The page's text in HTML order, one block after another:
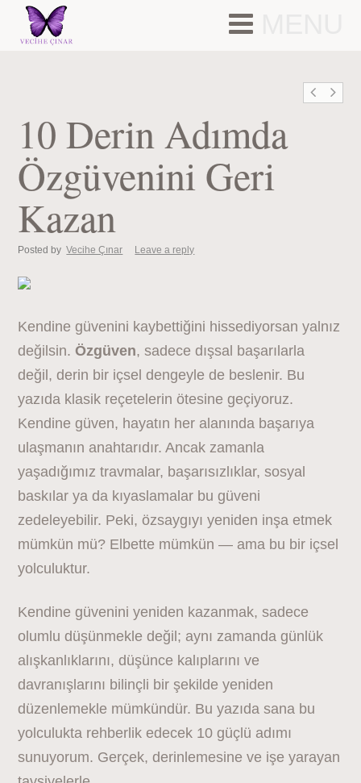
MENU
10 Derin Adımda
Özgüvenini Geri
Kazan
Posted by Vecihe Çınar Leave a reply
Kendine güvenini kaybettiğini hissediyorsan yalnız
değilsin.Özgüven, sadece dışsal başarılarla
değil, derin bir içsel dengeyle de beslenir. Bu
yazıda klasik reçetelerin ötesine geçiyoruz.
Kendine güven, hayatın her alanında başarıya
ulaşmanın anahtarıdır. Ancak zamanla
yaşadığımız travmalar, başarısızlıklar, sosyal
baskılar ya da kıyaslamalar bu güveni
zedeleyebilir. Peki, özsaygıyı yeniden inşa etmek
mümkün mü? Elbette mümkün — ama bu bir içsel
yolculuktur.
Kendine güvenini yeniden kazanmak, sadece
olumlu düşünmekle değil; aynı zamanda günlük
alışkanlıklarını, düşünce kalıplarını ve
davranışlarını bilinçli bir şekilde yeniden
düzenlemekle mümkündür. Bu yazıda sana bu
yolculukta rehberlik edecek 10 güçlü adımı
sunuyorum. Gerçek, derinlemesine ve işe yarayan